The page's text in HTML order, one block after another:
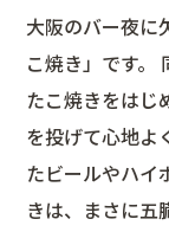
大阪のバー夜に
こ焼き」です。
たこ焼きをはじ
を投げて心地よ
たビールやハイ
きは、まさに五